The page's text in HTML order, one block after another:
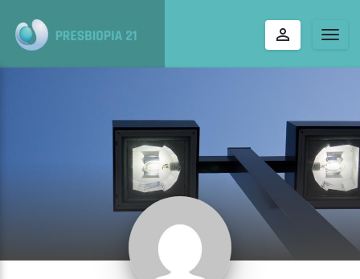
perm_identity